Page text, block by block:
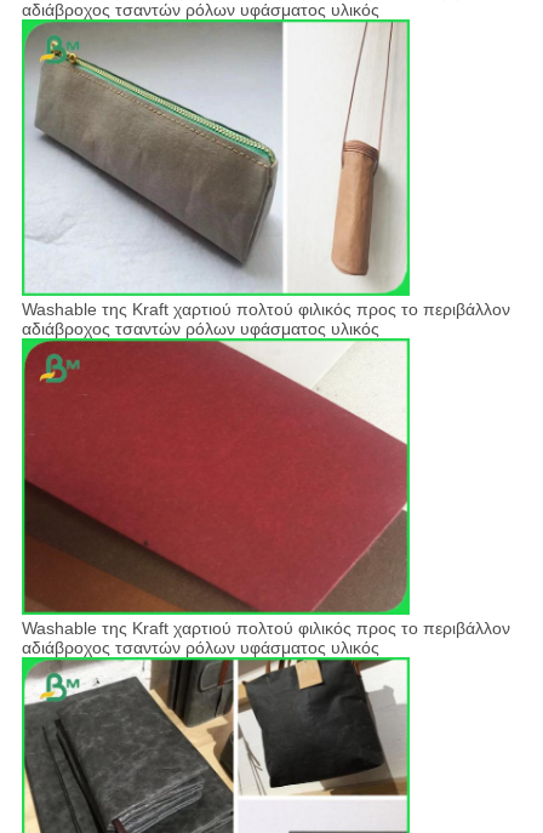
αδιάβροχος τσαντών ρόλων υφάσματος υλικός
Washable της Kraft χαρτιού πολτού φιλικός προς το περιβάλλον
αδιάβροχος τσαντών ρόλων υφάσματος υλικός
Washable της Kraft χαρτιού πολτού φιλικός προς το περιβάλλον
αδιάβροχος τσαντών ρόλων υφάσματος υλικός